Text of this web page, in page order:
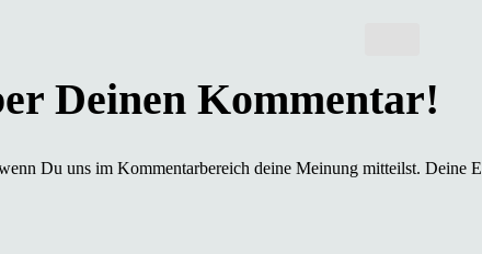
Du uns im Kommentarbereich deine Meinung mitteilst.